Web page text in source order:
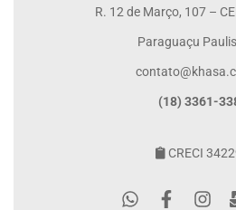
R. 12 de Março, 107 –
Paraguaçu
(18) 3361-
CRECI